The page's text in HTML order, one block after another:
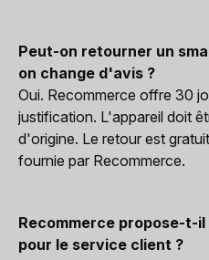
Peut-on retourner un
on change d'avis ?
Oui. Recommerce offre 30
justification. L'appareil doit
d'origine. Le retour est
fournie par Recommerce.
Recommerce propose-t-
pour le service client ?